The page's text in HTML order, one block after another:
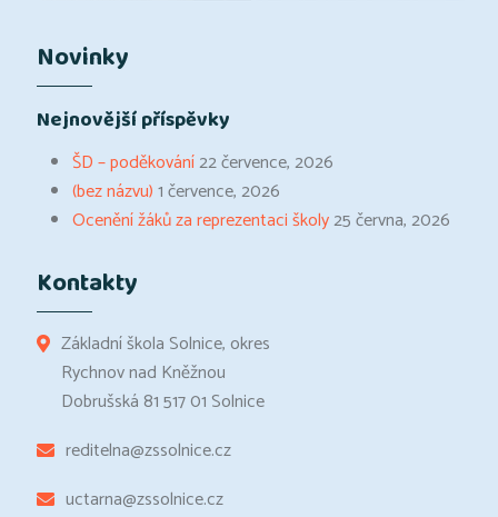
Novinky
Nejnovější příspěvky
ŠD – poděkování22 července, 2026
(bez názvu)1 července, 2026
Ocenění žáků za reprezentaci školy25 června, 2026
Kontakty
Základní škola Solnice, okres
Rychnov nad Kněžnou
Dobrušská 81 517 01 Solnice
reditelna@zssolnice.cz
uctarna@zssolnice.cz